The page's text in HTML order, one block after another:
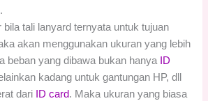
bila tali lanyard ternyata untuk tujuan
akan menggunakan ukuran yang lebih
beban yang dibawa bukan hanya
ID
kadang untuk gantungan HP, dll
dari
ID card. Maka ukuran yang biasa